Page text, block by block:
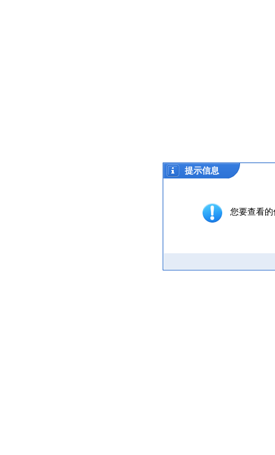
提示信息
您要查看